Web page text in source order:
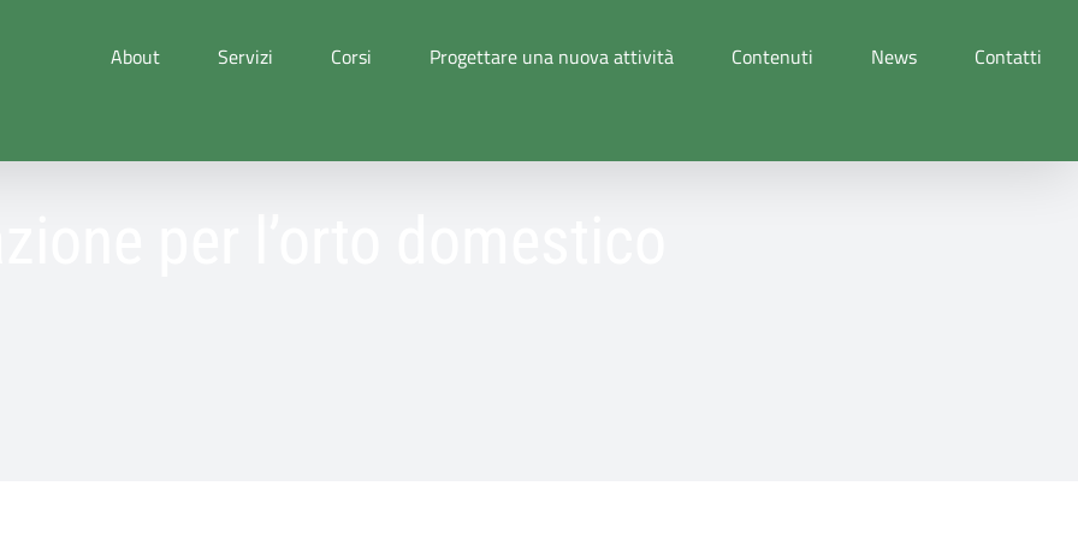
About Servizi Corsi Progettare una nuova attività Contenuti News Contatti